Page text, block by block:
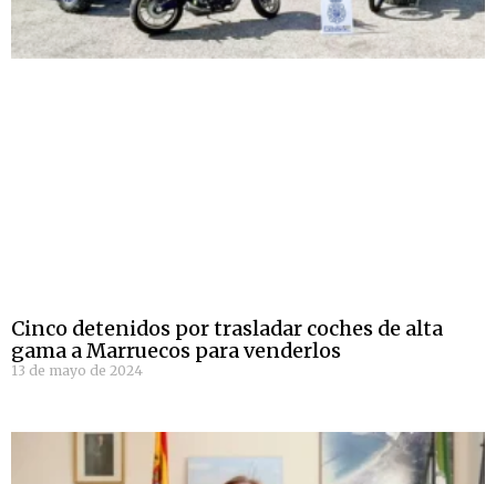
Cinco detenidos por trasladar coches de alta
gama a Marruecos para venderlos
13 de mayo de 2024